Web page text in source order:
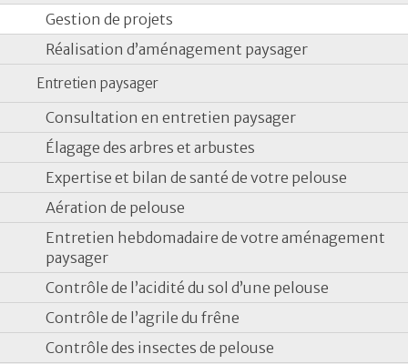
Gestion de projets
Réalisation d’aménagement paysager
Entretien paysager
Consultation en entretien paysager
Élagage des arbres et arbustes
Expertise et bilan de santé de votre pelouse
Aération de pelouse
Entretien hebdomadaire de votre aménagement
paysager
Contrôle de l’acidité du sol d’une pelouse
Contrôle de l’agrile du frêne
Contrôle des insectes de pelouse